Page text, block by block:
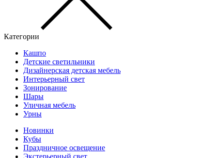
Категории
Кашпо
Детские светильники
Дизайнерская детская мебель
Интерьерный свет
Зонирование
Шары
Уличная мебель
Урны
Новинки
Кубы
Праздничное освещение
Экстерьерный свет